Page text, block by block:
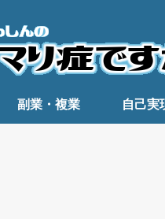
副業・複業 自己実